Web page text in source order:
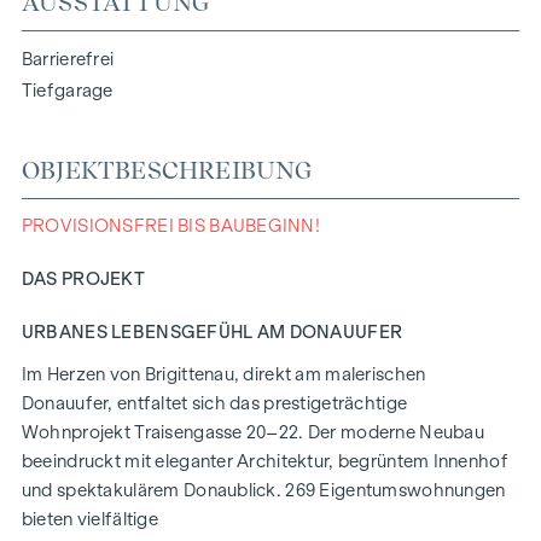
Barrierefrei
Tiefgarage
OBJEKTBESCHREIBUNG
PROVISIONSFREI BIS BAUBEGINN!
DAS PROJEKT
URBANES LEBENSGEFÜHL AM DONAUUFER
Im Herzen von Brigittenau, direkt am malerischen
Donauufer, entfaltet sich das prestigeträchtige
Wohnprojekt Traisengasse 20–22. Der moderne Neubau
beeindruckt mit eleganter Architektur, begrüntem Innenhof
und spektakulärem Donaublick. 269 Eigentumswohnungen
bieten vielfältige